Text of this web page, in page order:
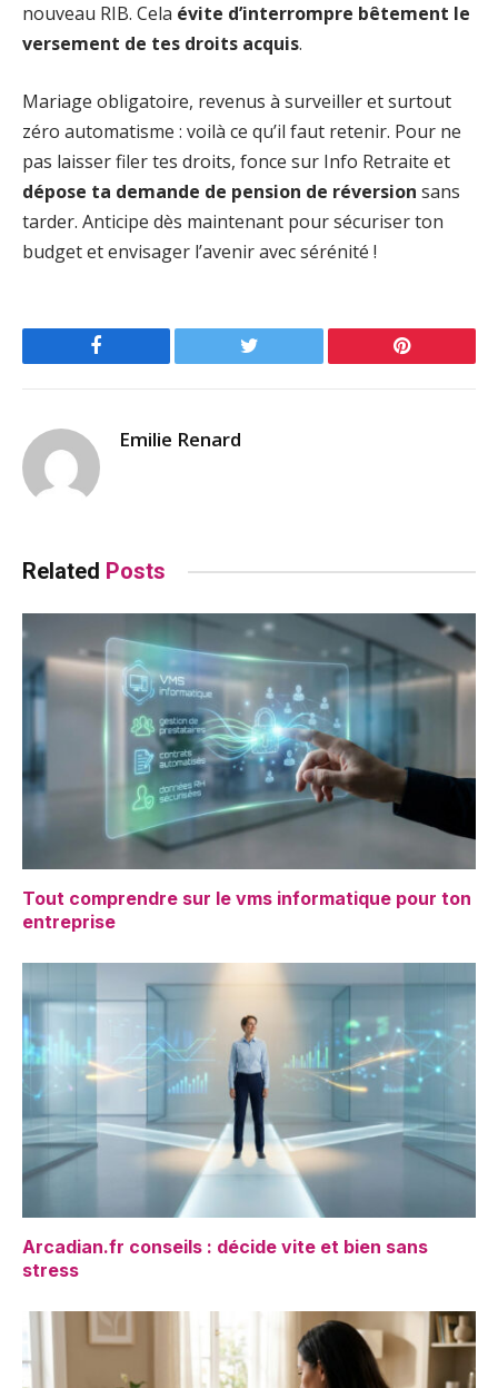
nouveau RIB. Cela évite d’interrompre bêtement le
versement de tes droits acquis.
Mariage obligatoire, revenus à surveiller et surtout
zéro automatisme : voilà ce qu’il faut retenir. Pour ne
pas laisser filer tes droits, fonce sur Info Retraite et
dépose ta demande de pension de réversion sans
tarder. Anticipe dès maintenant pour sécuriser ton
budget et envisager l’avenir avec sérénité !
Facebook Twitter Pinterest
Emilie Renard
Related Posts
Tout comprendre sur le vms informatique pour ton
entreprise
Arcadian.fr conseils : décide vite et bien sans
stress